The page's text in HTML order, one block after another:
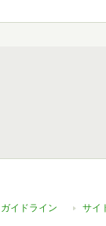
イドライン サイ